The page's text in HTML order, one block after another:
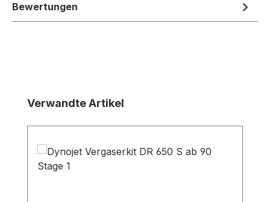
Bewertungen
Produktgalerie überspringen
Verwandte Artikel